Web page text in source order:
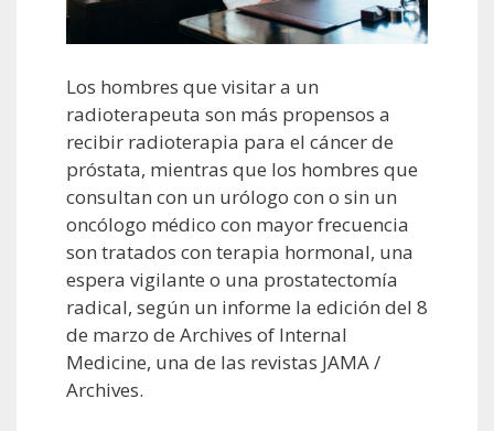
Los hombres que visitar a un
radioterapeuta son más propensos a
recibir radioterapia para el cáncer de
próstata, mientras que los hombres que
consultan con un urólogo con o sin un
oncólogo médico con mayor frecuencia
son tratados con terapia hormonal, una
espera vigilante o una prostatectomía
radical, según un informe la edición del 8
de marzo de Archives of Internal
Medicine, una de las revistas JAMA /
Archives.